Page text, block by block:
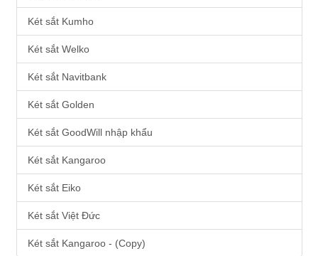
Két sắt Kumho
Két sắt Welko
Két sắt Navitbank
Két sắt Golden
Két sắt GoodWill nhập khẩu
Két sắt Kangaroo
Két sắt Eiko
Két sắt Việt Đức
Két sắt Kangaroo - (Copy)